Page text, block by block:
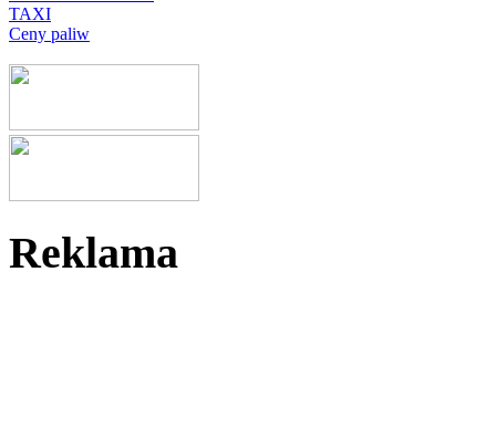
TAXI
Ceny paliw
Reklama